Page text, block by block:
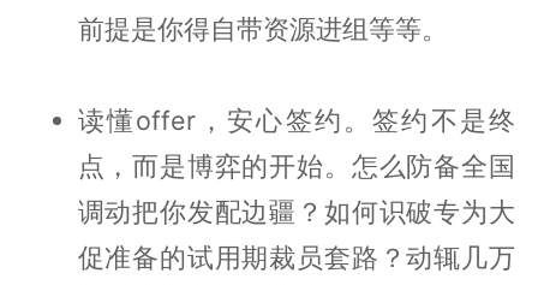
前提是你得自带资源进组等等。
读懂offer，安心签约。签约不是终
点，而是博弈的开始。怎么防备全国
调动把你发配边疆？如何识破专为大
促准备的试用期裁员套路？动辄几万